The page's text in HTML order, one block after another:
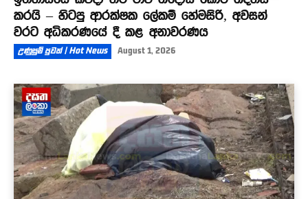
කරයි – හිටපු ආරක්ෂක ලේකම් හේමසිරි, අවසන්
වරට අධිකරණයේ දී කළ අනාවරණය
උණුසුම් පුවත් | Hot News August 1, 2026